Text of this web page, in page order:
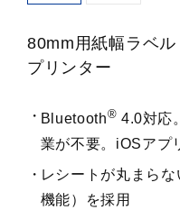
80mm用紙幅ラベ
プリンター
Bluetooth® 4.0対応
業が不要。iOSアプ
レシートが丸まら
機能）を採用